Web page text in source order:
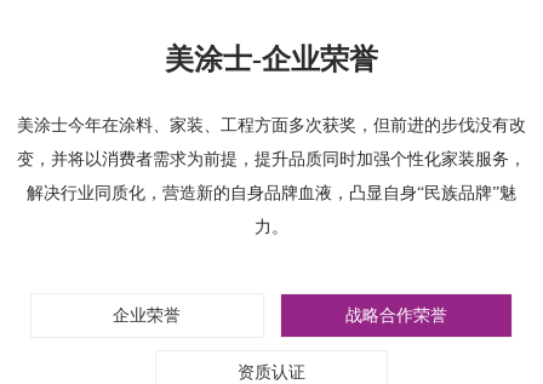
美涂士-企业荣誉
美涂士今年在涂料、家装、工程方面多次获奖，但前进的步伐没有改
变，并将以消费者需求为前提，提升品质同时加强个性化家装服务，
解决行业同质化，营造新的自身品牌血液，凸显自身“民族品牌”魅
力。
企业荣誉 战略合作荣誉
资质认证